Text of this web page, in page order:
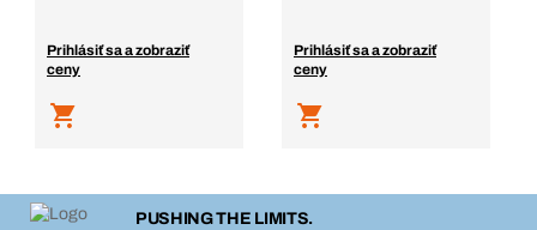
Prihlásiť sa a zobraziť
ceny
Prihlásiť sa a zobraziť
ceny
PUSHING THE LIMITS.